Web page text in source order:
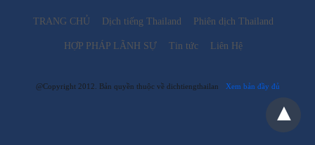
TRANG CHỦ Dịch tiếng Thailand Phiên dịch Thailand
HỢP PHÁP LÃNH SỰ Tin tức Liên Hệ
@Copyright 2012. Bản quyền thuộc về dichtiengthailan Xem bản đầy đủ